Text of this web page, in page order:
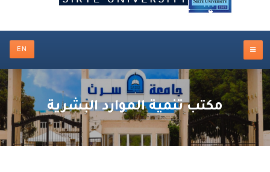
EN
مكتب تنمية الموارد البشرية